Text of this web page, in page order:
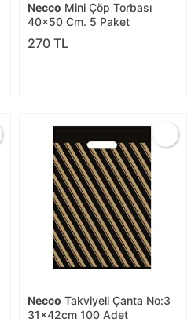
Necco Mini Çöp Torbası
40x50 Cm. 5 Paket
270 TL
Necco Takviyeli Çanta No:3
31x42cm 100 Adet